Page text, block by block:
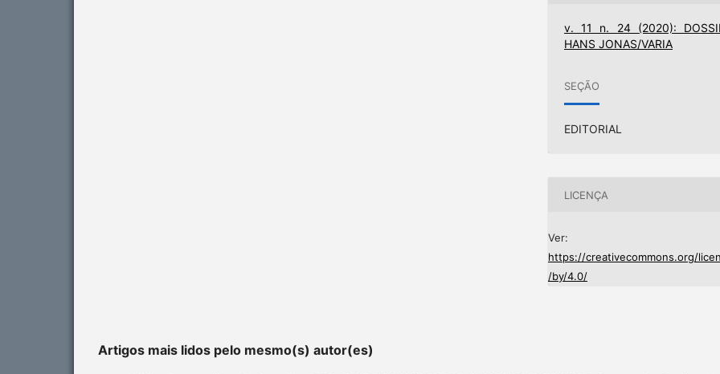
v. 11 n. 24 (2020):
HANS JONAS/VARIA
SEÇÃO
EDITORIAL
LICENÇA
Ver:
https://creativecommons.org/
/by/4.0/
Artigos mais lidos pelo mesmo(s) autor(es)